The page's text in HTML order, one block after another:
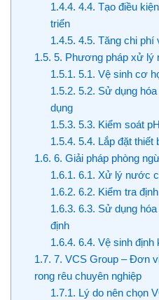
1.4.4. 4.4. Tạo điều
triển
1.4.5. 4.5. Tăng chi phí
1.5. 5. Phương pháp xử lý
1.5.1. 5.1. Vệ sinh cơ
1.5.2. 5.2. Sử dụng
dụng
1.5.3. 5.3. Kiểm soát
1.5.4. 5.4. Lắp đặt thiết
1.6. 6. Giải pháp phòng
1.6.1. 6.1. Xử lý nước
1.6.2. 6.2. Kiểm tra
1.6.3. 6.3. Sử dụng
định
1.6.4. 6.4. Vệ sinh định
1.7. 7. VCS Group – Đơn
rong rêu chuyên nghiệp
1.7.1. Lý do nên chọn